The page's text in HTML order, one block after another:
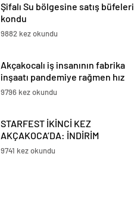
Şifalı Su bölgesine satış büfeleri
kondu
9882 kez okundu
Akçakocalı iş insanının fabrika
inşaatı pandemiye rağmen hız
kesmiyor
9796 kez okundu
STARFEST İKİNCİ KEZ
AKÇAKOCA’DA: İNDİRİM
STANTLARINA YOĞUN İLGİ
9741 kez okundu